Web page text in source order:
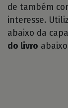
de também
interesse.
abaixo da
do livro